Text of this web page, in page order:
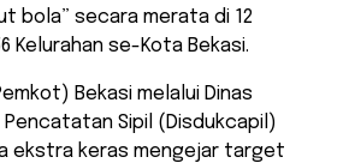
bola” secara merata di 12
Kelurahan se-Kota Bekasi.
Bekasi melalui Dinas
Pencatatan Sipil (Disdukcapil)
ekstra keras mengejar target